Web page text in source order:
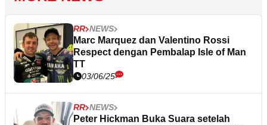
RR NEWS
Marc Marquez dan Valentino Rossi
Respect dengan Pembalap Isle of Man
TT
03/06/25
RR NEWS
Peter Hickman Buka Suara setelah